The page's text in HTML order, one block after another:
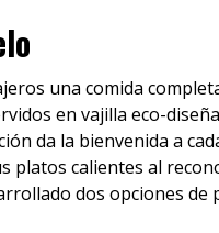
una comida
en vajilla eco-
da la bienvenida a
platos calientes al
dos opciones